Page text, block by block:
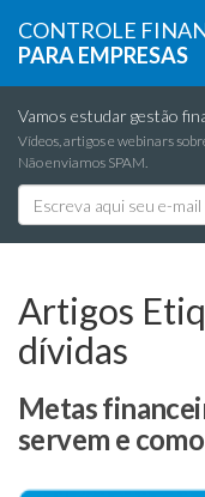
CONTROLE
PARA EMPRESAS
Vamos estudar gestão
Vídeos, artigos e webinars
Não enviamos SPAM.
Artigos
dívidas
Metas
servem e